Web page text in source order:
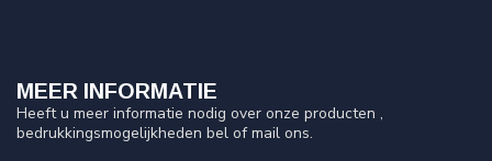
MEER INFORMATIE
Heeft u meer informatie nodig over onze producten ,
bedrukkingsmogelijkheden bel of mail ons.